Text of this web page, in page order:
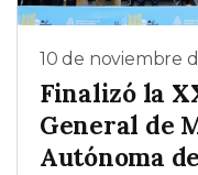
10 de noviembre
Finalizó la
General de
Autónoma